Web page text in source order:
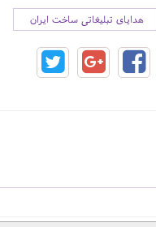
هدایای تبلیغاتی ساخت ایران